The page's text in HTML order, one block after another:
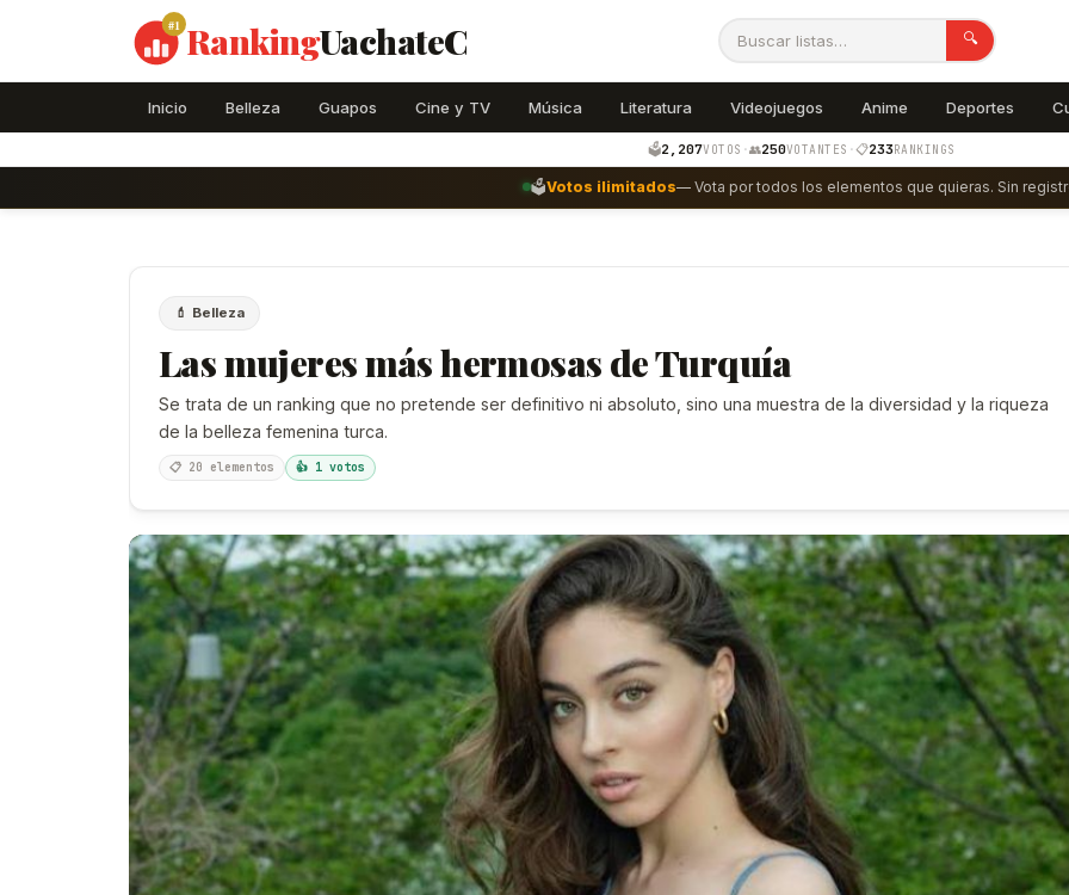
#1 RankingUachateC 🔍
Inicio Belleza Guapos Cine y TV Música Literatura Videojuegos Anime Deportes
🗳️2,207VOTOS ·👥250VOTANTES ·📋233RANKINGS
🗳️Votos ilimitados— Vota por todos los elementos que quieras. Sin
💄 Belleza
Las mujeres más hermosas de Turquía
Se trata de un ranking que no pretende ser definitivo ni absoluto, sino una muestra de la diversidad y la riqueza
de la belleza femenina turca.
📋 20 elementos 👍 1 votos